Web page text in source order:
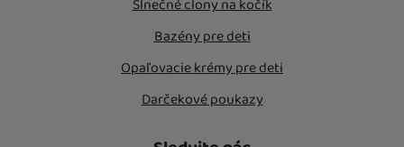
Slnečné clony na kočík
Bazény pre deti
Opaľovacie krémy pre deti
Darčekové poukazy